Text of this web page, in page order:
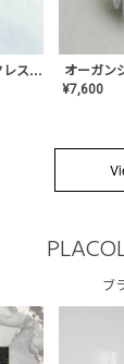
クリスタルネックレス-Lace【MA-CONL-02】
¥7,600
ブ